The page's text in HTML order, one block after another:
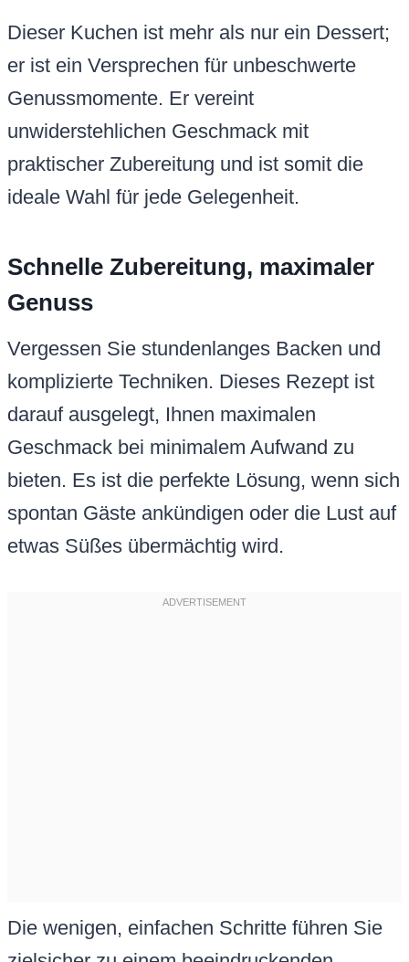
Dieser Kuchen ist mehr als nur ein Dessert;
er ist ein Versprechen für unbeschwerte
Genussmomente. Er vereint
unwiderstehlichen Geschmack mit
praktischer Zubereitung und ist somit die
ideale Wahl für jede Gelegenheit.
Schnelle Zubereitung, maximaler
Genuss
Vergessen Sie stundenlanges Backen und
komplizierte Techniken. Dieses Rezept ist
darauf ausgelegt, Ihnen maximalen
Geschmack bei minimalem Aufwand zu
bieten. Es ist die perfekte Lösung, wenn sich
spontan Gäste ankündigen oder die Lust auf
etwas Süßes übermächtig wird.
Die wenigen, einfachen Schritte führen Sie